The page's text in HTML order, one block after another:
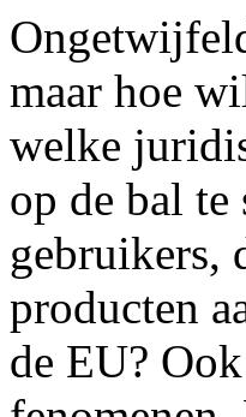
maar hoe
welke
op de bal
gebruikers,
producten
de EU?